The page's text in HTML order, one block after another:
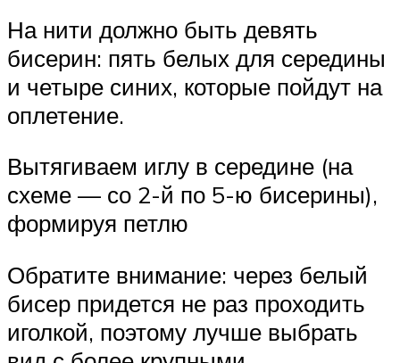
На нити должно быть девять
бисерин: пять белых для середины
и четыре синих, которые пойдут на
оплетение.
Вытягиваем иглу в середине (на
схеме — со 2-й по 5-ю бисерины),
формируя петлю
Обратите внимание: через белый
бисер придется не раз проходить
иголкой, поэтому лучше выбрать